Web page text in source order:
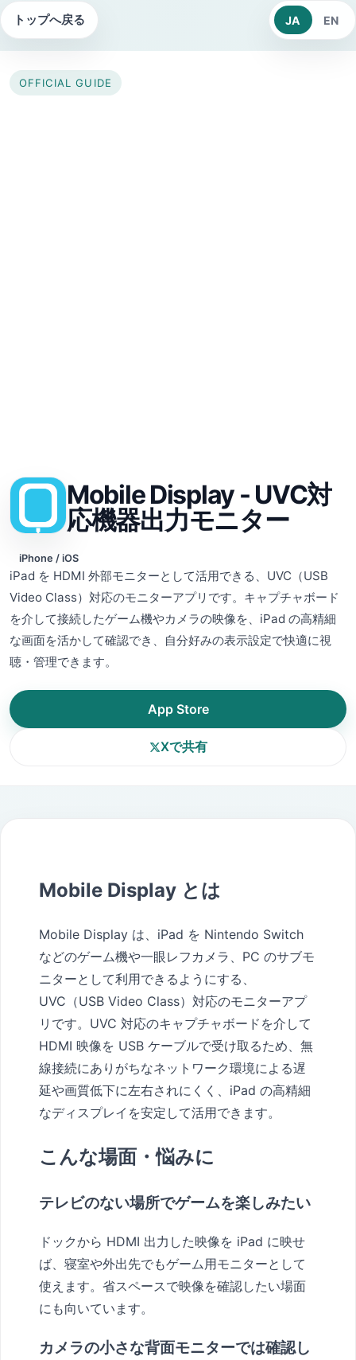
トップへ戻る JA EN
OFFICIAL GUIDE
Mobile Display - UVC対
応機器出力モニター
iPhone / iOS
iPad を HDMI 外部モニターとして活用できる、UVC（USB
Video Class）対応のモニターアプリです。キャプチャボード
を介して接続したゲーム機やカメラの映像を、iPad の高精細
な画面を活かして確認でき、自分好みの表示設定で快適に視
聴・管理できます。
App Store
Xで共有
Mobile Display とは
Mobile Display は、iPad を Nintendo Switch
などのゲーム機や一眼レフカメラ、PC のサブモ
ニターとして利用できるようにする、
UVC（USB Video Class）対応のモニターアプ
リです。UVC 対応のキャプチャボードを介して
HDMI 映像を USB ケーブルで受け取るため、無
線接続にありがちなネットワーク環境による遅
延や画質低下に左右されにくく、iPad の高精細
なディスプレイを安定して活用できます。
こんな場面・悩みに
テレビのない場所でゲームを楽しみたい
ドックから HDMI 出力した映像を iPad に映せ
ば、寝室や外出先でもゲーム用モニターとして
使えます。省スペースで映像を確認したい場面
にも向いています。
カメラの小さな背面モニターでは確認し